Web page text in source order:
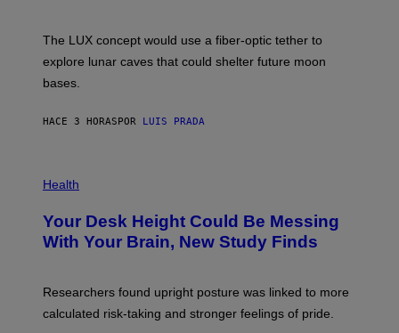
D
P
I
L
T
I
M
A
The LUX concept would use a fiber-optic tether to
explore lunar caves that could shelter future moon
bases.
HACE 3 HORASPOR LUIS PRADA
H
O
:
B
U
A
Health
Your Desk Height Could Be Messing
With Your Brain, New Study Finds
Researchers found upright posture was linked to more
calculated risk-taking and stronger feelings of pride.